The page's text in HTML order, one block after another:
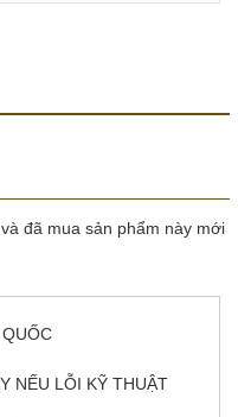
đã mua sản phẩm này mới
NẾU LỖI KỸ THUẬT